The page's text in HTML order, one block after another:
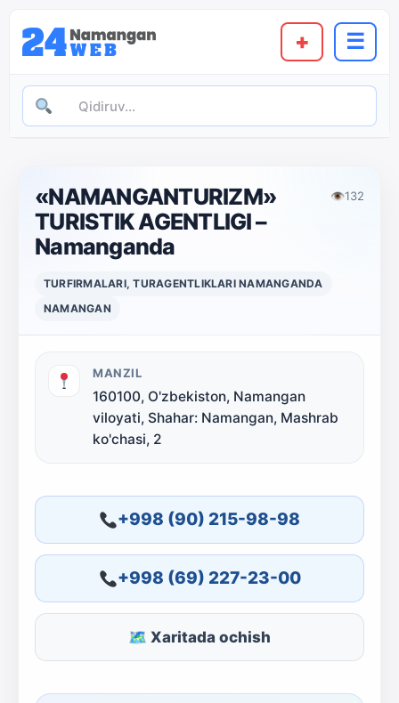
+ ☰
«NAMANGANTURIZM»
TURISTIK AGENTLIGI –
Namanganda
👁132
TURFIRMALARI, TURAGENTLIKLARI NAMANGANDA
NAMANGAN
MANZIL
160100, O'zbekiston, Namangan
viloyati, Shahar: Namangan, Mashrab
ko'chasi, 2
+998 (90) 215-98-98
+998 (69) 227-23-00
🗺 Xaritada ochish